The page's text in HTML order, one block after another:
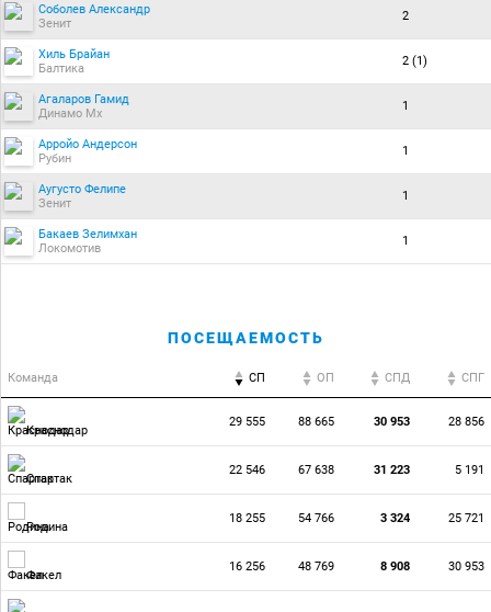
Соболев Александр
Зенит
2
Хиль Брайан
Балтика
2 (1)
Агаларов Гамид
Динамо Мх
1
Арройо Андерсон
Рубин
1
Аугусто Фелипе
Зенит
1
Бакаев Зелимхан
Локомотив
1
ПОСЕЩАЕМОСТЬ
Команда СП ОП CПД CПГ
Краснодар
29 555 88 665 30 953 28 856
Спартак
22 546 67 638 31 223 5 191
Родина
18 255 54 766 3 324 25 721
Факел
16 256 48 769 8 908 30 953